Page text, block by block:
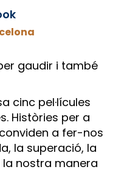
gaudir i també
cinc pel·lícules
Històries per a
a fer-nos
la superació, la
nostra manera